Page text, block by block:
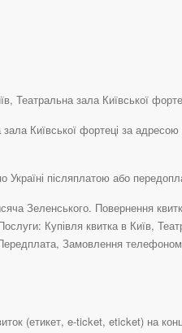
зала Київської
Київської фортеці за
післяплатою або
Зеленського. Повернення
Купівля квитка в Київ,
Замовлення
(етикет, e-ticket, eticket) на